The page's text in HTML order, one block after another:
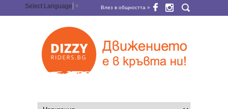
Select Language ▼ Влез в общността »